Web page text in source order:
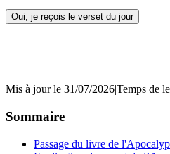
Oui, je reçois le verset du jour
Mis à jour le 31/07/2026|Temps de
Sommaire
Passage du livre de